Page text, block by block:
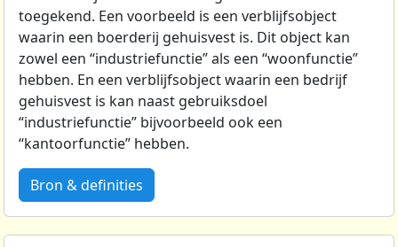
toegekend. Een voorbeeld is een verblijfsobject
waarin een boerderij gehuisvest is. Dit object kan
zowel een “industriefunctie” als een “woonfunctie”
hebben. En een verblijfsobject waarin een bedrijf
gehuisvest is kan naast gebruiksdoel
“industriefunctie” bijvoorbeeld ook een
“kantoorfunctie” hebben.
Bron & definities